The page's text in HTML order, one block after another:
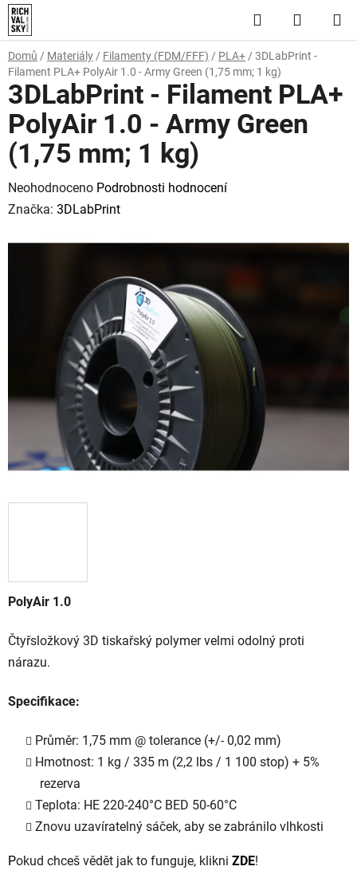
Přejít
na
obsah
Hledat
KOŠÍK
Domů / Materiály / Filamenty (FDM/FFF) / PLA+ / 3DLabPrint -
Filament PLA+ PolyAir 1.0 - Army Green (1,75 mm; 1 kg)
PolyAir 1.0
Čtyřsložkový 3D tiskařský polymer velmi odolný proti
nárazu.
Specifikace:
Průměr: 1,75 mm @ tolerance (+/- 0,02 mm)
Hmotnost: 1 kg / 335 m (2,2 lbs / 1 100 stop) + 5%
rezerva
Teplota: HE 220-240°C BED 50-60°C
Znovu uzavíratelný sáček, aby se zabránilo vlhkosti
Pokud chceš vědět jak to funguje, klikni ZDE!
3DLabPrint - Filament PLA+
PolyAir 1.0 - Army Green
(1,75 mm; 1 kg)
Průměrné
hodnocení
Neohodnoceno Podrobnosti hodnocení
Značka: 3DLabPrint